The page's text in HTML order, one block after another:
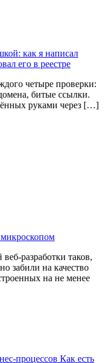
как я написал
его в реестре
четыре проверки:
битые ссылки.
руками через […]
разработки таков,
забили на качество
на не менее
процессов Как есть